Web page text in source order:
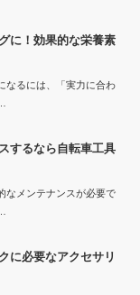
に！効果的な栄養素
なるには、「実力に合わ
するなら自転車工具
なメンテナンスが必要で
に必要なアクセサリ